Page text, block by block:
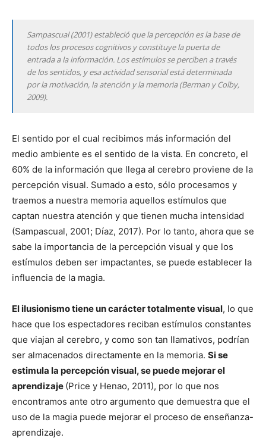
Sampascual (2001) estableció que la percepción es la base de
todos los procesos cognitivos y constituye la puerta de
entrada a la información. Los estímulos se perciben a través
de los sentidos, y esa actividad sensorial está determinada
por la motivación, la atención y la memoria (Berman y Colby,
2009).
El sentido por el cual recibimos más información del
medio ambiente es el sentido de la vista. En concreto, el
60% de la información que llega al cerebro proviene de la
percepción visual. Sumado a esto, sólo procesamos y
traemos a nuestra memoria aquellos estímulos que
captan nuestra atención y que tienen mucha intensidad
(Sampascual, 2001; Díaz, 2017). Por lo tanto, ahora que se
sabe la importancia de la percepción visual y que los
estímulos deben ser impactantes, se puede establecer la
influencia de la magia.
El ilusionismo tiene un carácter totalmente visual, lo que
hace que los espectadores reciban estímulos constantes
que viajan al cerebro, y como son tan llamativos, podrían
ser almacenados directamente en la memoria. Si se
estimula la percepción visual, se puede mejorar el
aprendizaje (Price y Henao, 2011), por lo que nos
encontramos ante otro argumento que demuestra que el
uso de la magia puede mejorar el proceso de enseñanza-
aprendizaje.